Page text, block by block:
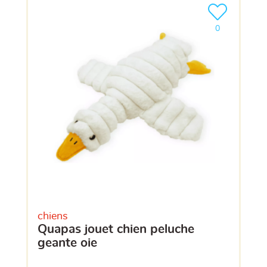
chiens
quapas jouet chien peluche
geante oie
0
Ajouter le
clients ont